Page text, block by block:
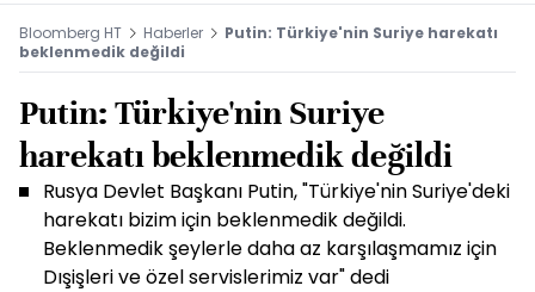
Bloomberg HT Haberler
Putin: Türkiye'nin Suriye harekatı
beklenmedik değildi
Putin: Türkiye'nin Suriye
harekatı beklenmedik değildi
Rusya Devlet Başkanı Putin, "Türkiye'nin Suriye'deki
harekatı bizim için beklenmedik değildi.
Beklenmedik şeylerle daha az karşılaşmamız için
Dışişleri ve özel servislerimiz var" dedi